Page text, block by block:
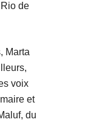
de
Marta
voix
et
du